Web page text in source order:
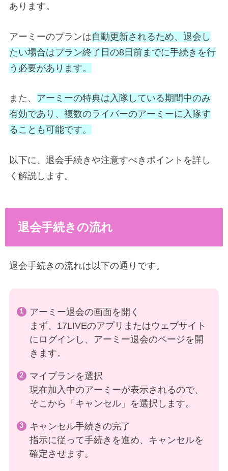
あります。
アーミーのプランは自動更新されるため、退会し
たい場合はプラン終了日の8日前までに手続きを行
う必要があります。
また、 アーミーの特典は入隊している期間中のみ
有効であり、複数のライバーのアーミーに入隊す
ることも可能です。
以下に、退会手続きや注意すべきポイントを詳し
く解説します。
退会手続きの流れ
退会手続きの流れは以下の通りです。
アーミー退会の画面を開く
まず、17LIVEのアプリまたはウェブサイト
にログインし、アーミー退会のページを開
きます。
マイプランを選択
現在加入中のアーミーが表示されるので、
そこから「キャンセル」を選択します。
キャンセル手続きの完了
指示に従って手続きを進め、キャンセルを
確定させます。